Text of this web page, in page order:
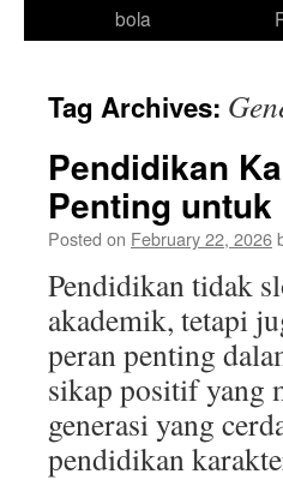
bola
Tag Archives:
Pendidikan
Penting
Posted on February 22, 2026
Pendidikan tidak
akademik, tetapi
peran penting
sikap positif yang
generasi yang
pendidikan